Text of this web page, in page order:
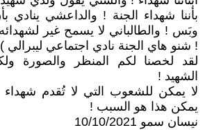
بأننا شهداء الجنة ! والداعشي ينادي
وبَس ! والطالباني لا يسمح غير
! شنو هاي الجنة نادي اجتماعي
لقد لخصنا لكم المنظر والصورة
الشهيد !
لا يمكن للشعوب التي لا تُقدم شهداء
يمكن هذا هو السبب !
نيسان سمو 10/10/2021